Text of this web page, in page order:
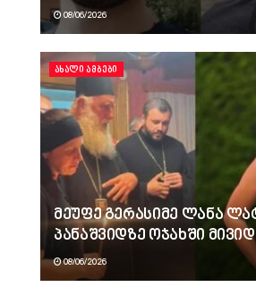
08/06/2026
ᲐᲮᲐᲚᲘ ᲐᲛᲑᲔᲑᲘ
მეუფე გერასიმე ლანა
პანაშვიდზე ოჯახში
08/06/2026